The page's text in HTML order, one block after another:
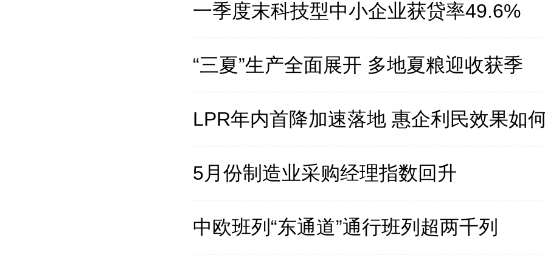
一季度末科技型中小企业获贷率49.6%
“三夏”生产全面展开 多地夏粮迎收获季
LPR年内首降加速落地 惠企利民效果如
5月份制造业采购经理指数回升
中欧班列“东通道”通行班列超两千列